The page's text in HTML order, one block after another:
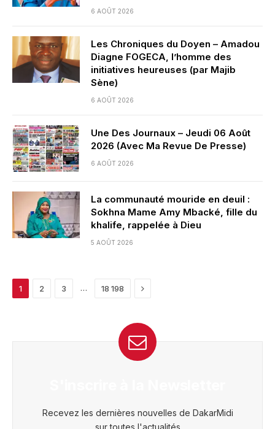
6 AOÛT 2026
Les Chroniques du Doyen – Amadou
Diagne FOGECA, l’homme des
initiatives heureuses (par Majib
Sène)
6 AOÛT 2026
Une Des Journaux – Jeudi 06 Août
2026 (Avec Ma Revue De Presse)
6 AOÛT 2026
La communauté mouride en deuil :
Sokhna Mame Amy Mbacké, fille du
khalife, rappelée à Dieu
5 AOÛT 2026
1 2 3 … 18 198 Next
Recevez les dernières nouvelles de DakarMidi
sur toutes l'actualités